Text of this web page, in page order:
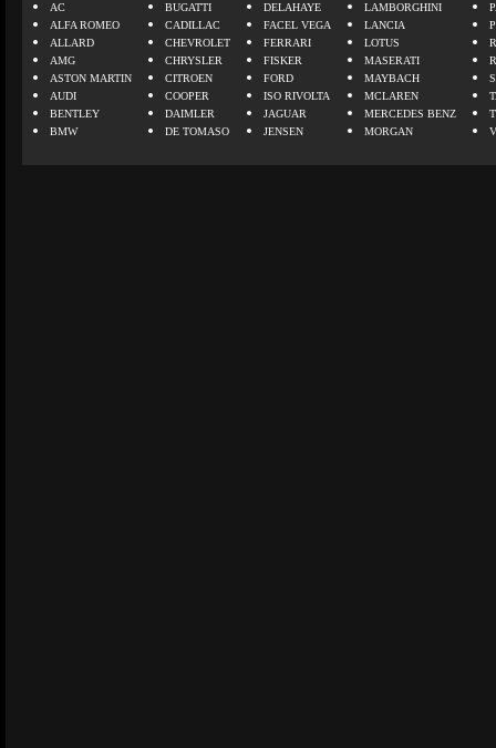
AC
ALFA ROMEO
ALLARD
AMG
ASTON MARTIN
AUDI
BENTLEY
BMW
BUGATTI
CADILLAC
CHEVROLET
CHRYSLER
CITROEN
COOPER
DAIMLER
DE TOMASO
DELAHAYE
FACEL VEGA
FERRARI
FISKER
FORD
ISO RIVOLTA
JAGUAR
JENSEN
LAMBORGHINI
LANCIA
LOTUS
MASERATI
MAYBACH
MCLAREN
MERCEDES BENZ
MORGAN